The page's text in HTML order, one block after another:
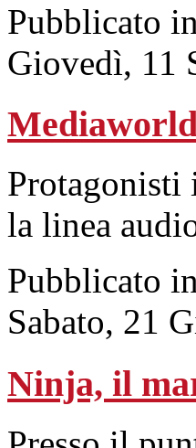
Pubblicato in
Giovedì, 11
Protagonisti
la linea
Pubblicato in
Sabato, 21
Ninja, il